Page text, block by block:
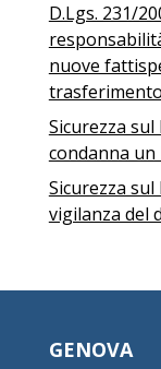
D.Lgs. 231/
nuove
Sicurezza
condanna un
Sicurezza
vigilanza del
GENOVA